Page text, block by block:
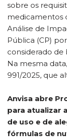
sobre os
medicamentos
Análise de
Pública (CP)
considerado
Na mesma
991/2025, que
Anvisa abre
para atualizar
de uso e de
fórmulas de